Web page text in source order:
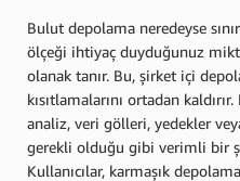
Bulut depolama neredeyse
ölçeği ihtiyaç duyduğunuz
olanak tanır. Bu, şirket içi
kısıtlamalarını ortadan
analiz, veri gölleri, yedekler
gerekli olduğu gibi verimli bir
Kullanıcılar, karmaşık